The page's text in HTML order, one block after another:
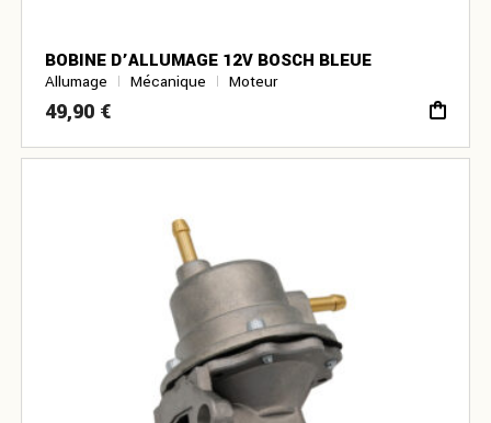
BOBINE D’ALLUMAGE 12V BOSCH BLEUE
Allumage Mécanique Moteur
49,90 €